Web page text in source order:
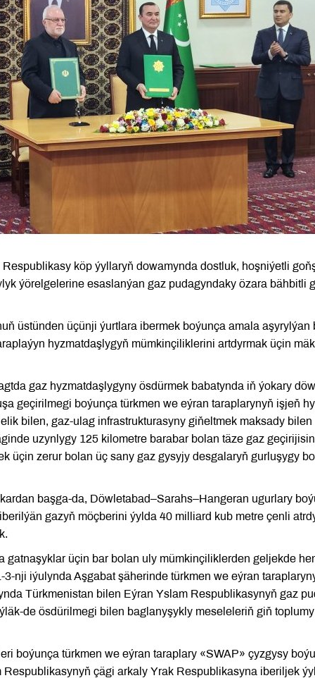
köp ýyllaryň dowamynda dostluk, hoşniýetli
ýörelgelerine esaslanýan gaz pudagyndaky özara bähbitli
üstünden üçünji ýurtlara ibermek boýunça amala
hyzmatdaşlygyň mümkinçiliklerini artdyrmak üçin
gaz hyzmatdaşlygyny ösdürmek babatynda iň ýokary
geçirilmegi boýunça türkmen we eýran taraplarynyň işjeň
bilen, gaz-ulag infrastrukturasyny giňeltmek maksady
uzynlygy 125 kilometre barabar bolan täze gaz
üçin zerur bolan üç sany gaz gysyjy desgalaryň gurluşygy
başga-da, Döwletabad–Sarahs–Hangeran ugurlary
gazyň möçberini ýylda 40 milliard kub metre çenli
gatnaşyklar üçin bar bolan uly mümkinçiliklerden geljekde
nji iýulynda Aşgabat şäherinde türkmen we eýran
Türkmenistan bilen Eýran Yslam Respublikasynyň gaz
de ösdürilmegi bilen baglanyşykly meseleleriň giň
boýunça türkmen we eýran taraplary «SWAP» çyzgysy
çägi arkaly Yrak Respublikasyna iberiljek